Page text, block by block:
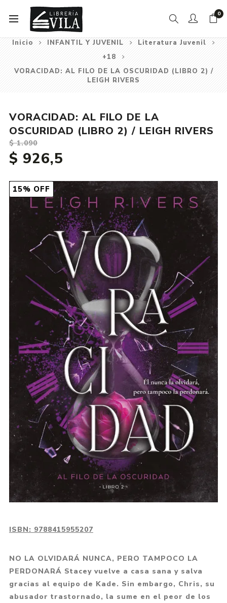
0
Inicio INFANTIL Y JUVENIL
Literatura Juvenil
+18
VORACIDAD: AL FILO DE LA OSCURIDAD (LIBRO 2) /
LEIGH RIVERS
15% OFF
VORACIDAD: AL FILO DE LA
OSCURIDAD (LIBRO 2) / LEIGH RIVERS
$ 1.090
$ 926,5
ISBN: 9788415955207
NO LA OLVIDARÁ NUNCA, PERO TAMPOCO LA
PERDONARÁ Stacey vuelve a casa sana y salva
gracias al equipo de Kade. Sin embargo, Chris, su
abusador trastornado, la sume en el peor de los